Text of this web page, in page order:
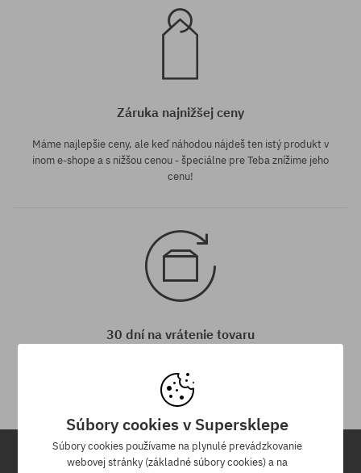
Záruka najnižšej ceny
Máme najlepšie ceny, ale keď náhodou nájdeš ten istý produkt v
inom e-shope a s nižšou cenou - špeciálne pre Teba znížime jeho
cenu!
30 dní na vrátenie tovaru
Súbory cookies v Supersklepe
Súbory cookies používame na plynulé prevádzkovanie
webovej stránky (základné súbory cookies) a na